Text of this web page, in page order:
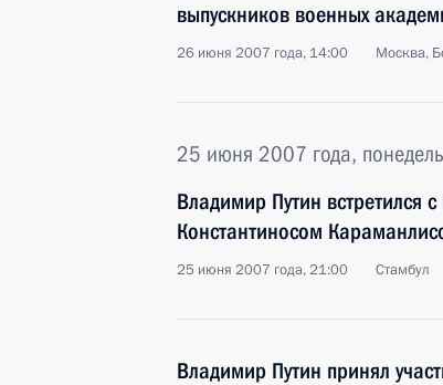
выпускников военных
26 июня 2007 года, 14:00 Москва,
25 июня 2007 года,
Владимир Путин встретился
Константиносом
25 июня 2007 года, 21:00 Стамбул
Владимир Путин принял